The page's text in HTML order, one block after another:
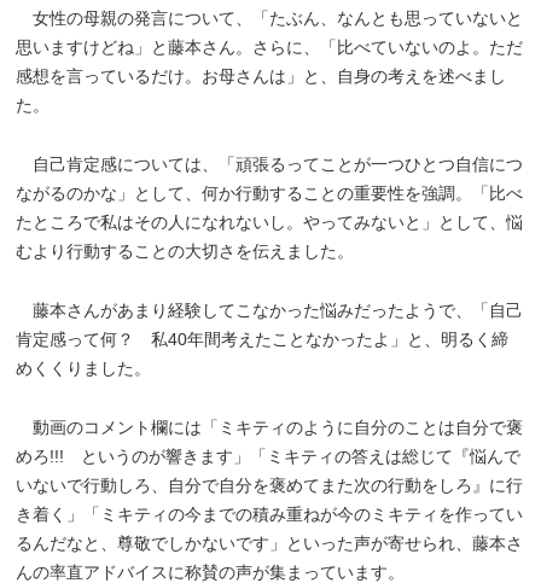
女性の母親の発言について、「たぶん、なんとも思っていないと
思いますけどね」と藤本さん。さらに、「比べていないのよ。ただ
感想を言っているだけ。お母さんは」と、自身の考えを述べまし
た。
自己肯定感については、「頑張るってことが一つひとつ自信につ
ながるのかな」として、何か行動することの重要性を強調。「比べ
たところで私はその人になれないし。やってみないと」として、悩
むより行動することの大切さを伝えました。
藤本さんがあまり経験してこなかった悩みだったようで、「自己
肯定感って何？ 私40年間考えたことなかったよ」と、明るく締
めくくりました。
動画のコメント欄には「ミキティのように自分のことは自分で褒
めろ!!! というのが響きます」「ミキティの答えは総じて『悩んで
いないで行動しろ、自分で自分を褒めてまた次の行動をしろ』に行
き着く」「ミキティの今までの積み重ねが今のミキティを作ってい
るんだなと、尊敬でしかないです」といった声が寄せられ、藤本さ
んの率直アドバイスに称賛の声が集まっています。